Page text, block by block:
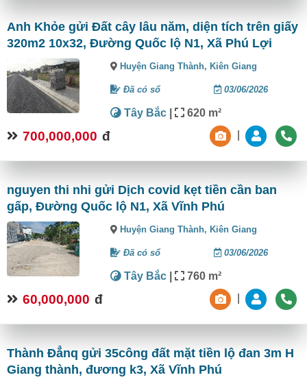
Anh Khỏe gửi Đất cây lâu năm, diện tích trên giấy
320m2 10x32, Đường Quốc lộ N1, Xã Phú Lợi
Huyện Giang Thành,Kiên Giang
Đã có sổ 03/06/2026
Tây Bắc | 620 m²
700,000,000 đ
nguyen thi nhi gửi Dịch covid kẹt tiền cần ban
gấp, Đường Quốc lộ N1, Xã Vĩnh Phú
Huyện Giang Thành,Kiên Giang
Đã có sổ 03/06/2026
Tây Bắc | 760 m²
60,000,000 đ
Thành Đẳnq gửi 35công đất mặt tiền lộ đan 3m H
Giang thành, đương k3, Xã Vĩnh Phú